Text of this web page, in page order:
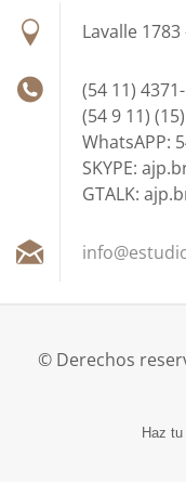
Lavalle
(54 11)
(54 9 11)
WhatsAPP:
SKYPE:
GTALK:
info@est
© Derechos
Haz